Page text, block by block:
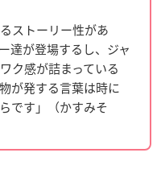
ストーリー性があ
達が登場するし、ジャ
ク感が詰まっている
が発する言葉は時に
です」（かすみそ